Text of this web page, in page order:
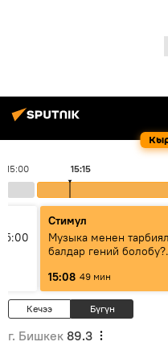
15:00 15:15
Стимул
Музыка менен
балдар гений болобу?
Кыргыздын
музыканын орду
15:08 49 мин
Кечээ Бүгүн
г. Бишкек 89.3